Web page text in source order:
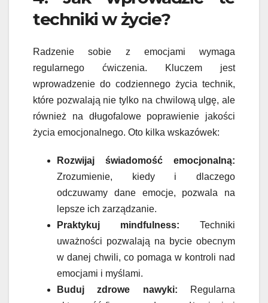
techniki w życie?
Radzenie sobie z emocjami wymaga
regularnego ćwiczenia. Kluczem jest
wprowadzenie do codziennego życia technik,
które pozwalają nie tylko na chwilową ulgę, ale
również na długofalowe poprawienie jakości
życia emocjonalnego. Oto kilka wskazówek:
Rozwijaj świadomość emocjonalną:
Zrozumienie, kiedy i dlaczego
odczuwamy dane emocje, pozwala na
lepsze ich zarządzanie.
Praktykuj mindfulness: Techniki
uważności pozwalają na bycie obecnym
w danej chwili, co pomaga w kontroli nad
emocjami i myślami.
Buduj zdrowe nawyki: Regularna